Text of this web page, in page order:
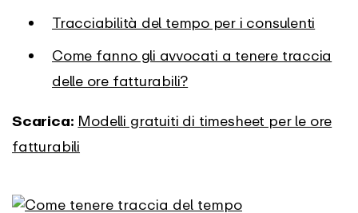
Tracciabilità del tempo per i consulenti
Come fanno gli avvocati a tenere traccia
delle ore fatturabili?
Scarica: Modelli gratuiti di timesheet per le ore
fatturabili